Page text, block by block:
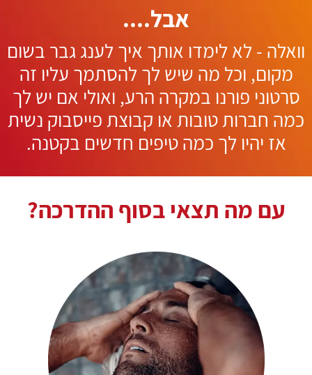
אבל....
וואלה - לא לימדו אותך איך לענג גבר בשום
מקום, וכל מה שיש לך להסתמך עליו זה
סרטוני פורנו במקרה הרע, ואולי אם יש לך
כמה חברות טובות או קבוצת פייסבוק נשית
אז יהיו לך כמה טיפים חדשים בקטנה.
עם מה תצאי בסוף ההדרכה?